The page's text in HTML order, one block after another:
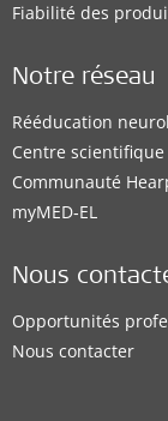
Fiabilité des
Notre réseau
Rééducation
Centre scientifique
Communauté
myMED‑EL
Nous
Opportunités
Nous contacter